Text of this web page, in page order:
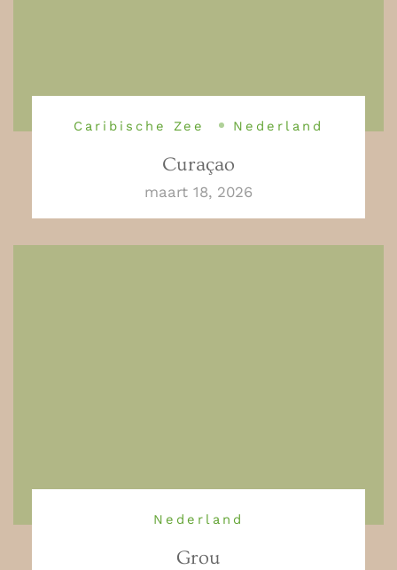
Caribische Zee Nederland
Curaçao
maart 18, 2026
Nederland
Grou